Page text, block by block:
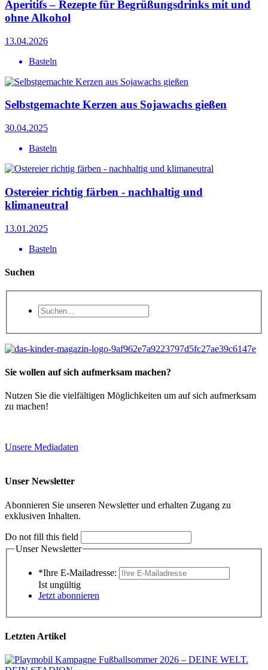
Aperitifs – Rezepte für Begrüßungsdrinks mit und
ohne Alkohol
13.04.2026
Basteln
Selbstgemachte Kerzen aus Sojawachs gießen
30.04.2025
Basteln
Ostereier richtig färben - nachhaltig und
klimaneutral
13.01.2025
Basteln
Suchen
Sie wollen auf sich aufmerksam machen?
Nutzen Sie die vielfältigen Möglichkeiten um auf sich aufmerksam
zu machen!
Unsere Mediadaten
Unser Newsletter
Abonnieren Sie unseren Newsletter und erhalten Zugang zu
exklusiven Inhalten.
Do not fill this field
Unser Newsletter
*Ihre E-Mailadresse:
Ist ungültig
Jetzt abonnieren
Letzten Artikel